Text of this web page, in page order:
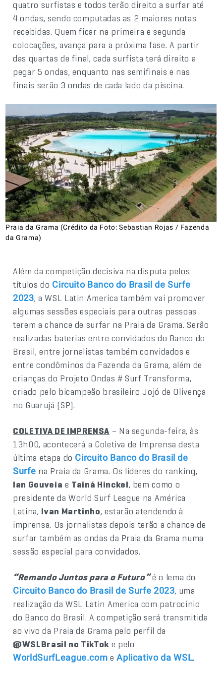
quatro surfistas e todos terão direito a surfar até
4 ondas, sendo computadas as 2 maiores notas
recebidas. Quem ficar na primeira e segunda
colocações, avança para a próxima fase. A partir
das quartas de final, cada surfista terá direito a
pegar 5 ondas, enquanto nas semifinais e nas
finais serão 3 ondas de cada lado da piscina.
Praia da Grama (Crédito da Foto: Sebastian Rojas / Fazenda
da Grama)
Além da competição decisiva na disputa pelos
títulos do Circuito Banco do Brasil de Surfe
2023, a WSL Latin America também vai promover
algumas sessões especiais para outras pessoas
terem a chance de surfar na Praia da Grama. Serão
realizadas baterias entre convidados do Banco do
Brasil, entre jornalistas também convidados e
entre condôminos da Fazenda da Grama, além de
crianças do Projeto Ondas # Surf Transforma,
criado pelo bicampeão brasileiro Jojó de Olivença
no Guarujá (SP).
COLETIVA DE IMPRENSA – Na segunda-feira, às
13h00, acontecerá a Coletiva de Imprensa desta
última etapa do Circuito Banco do Brasil de
Surfe na Praia da Grama. Os líderes do ranking,
Ian Gouveia e Tainá Hinckel, bem como o
presidente da World Surf League na América
Latina, Ivan Martinho, estarão atendendo à
imprensa. Os jornalistas depois terão a chance de
surfar também as ondas da Praia da Grama numa
sessão especial para convidados.
“Remando Juntos para o Futuro”é o lema do
Circuito Banco do Brasil de Surfe 2023, uma
realização da WSL Latin America com patrocínio
do Banco do Brasil. A competição será transmitida
ao vivo da Praia da Grama pelo perfil da
@WSLBrasil no TikTok e pelo
WorldSurfLeague.com eAplicativo da WSL.